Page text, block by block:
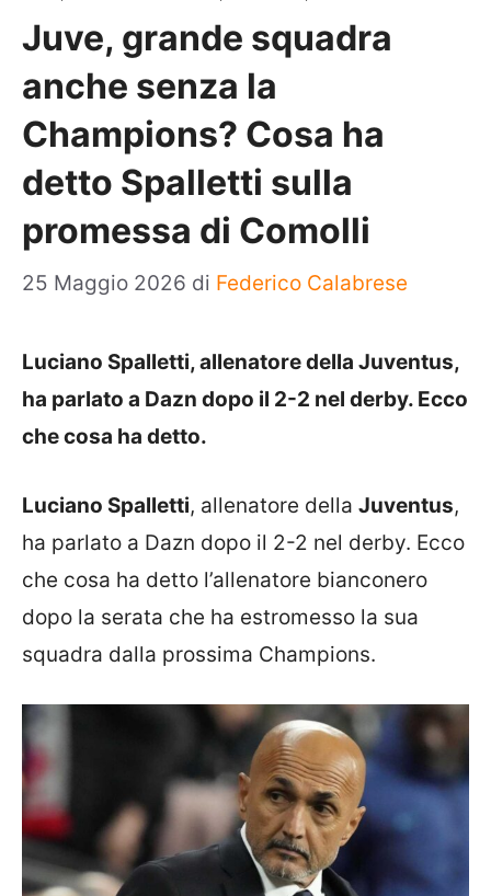
Juve, grande squadra
anche senza la
Champions? Cosa ha
detto Spalletti sulla
promessa di Comolli
25 Maggio 2026 di Federico Calabrese
Luciano Spalletti, allenatore della Juventus,
ha parlato a Dazn dopo il 2-2 nel derby. Ecco
che cosa ha detto.
Luciano Spalletti, allenatore della Juventus,
ha parlato a Dazn dopo il 2-2 nel derby. Ecco
che cosa ha detto l’allenatore bianconero
dopo la serata che ha estromesso la sua
squadra dalla prossima Champions.